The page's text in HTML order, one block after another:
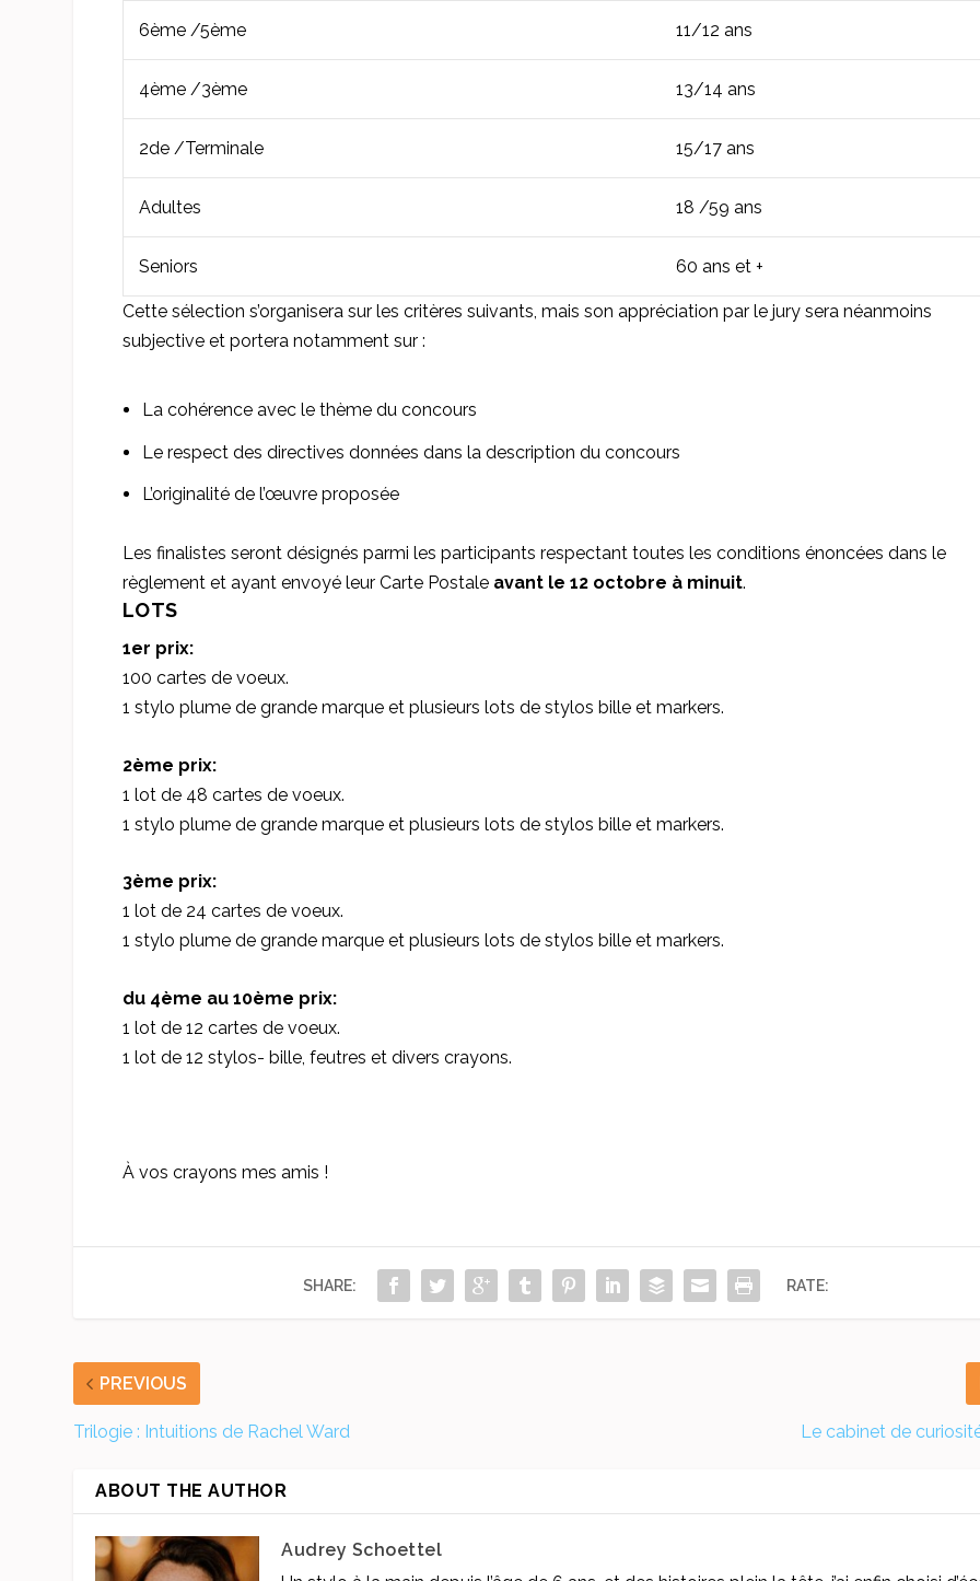
6ème /5ème 11/12 ans
4ème /3ème 13/14 ans
2de /Terminale 15/17 ans
Adultes 18 /59 ans
Seniors 60 ans et +
Cette sélection s’organisera sur les critères suivants, mais son appréciation par le jury sera néanmoins
subjective et portera notamment sur :
La cohérence avec le thème du concours
Le respect des directives données dans la description du concours
L’originalité de l’œuvre proposée
Les finalistes seront désignés parmi les participants respectant toutes les conditions énoncées dans le
règlement et ayant envoyé leur Carte Postale avant le 12 octobre à minuit.
LOTS
1er prix:
100 cartes de voeux.
1 stylo plume de grande marque et plusieurs lots de stylos bille et markers.
2ème prix:
1 lot de 48 cartes de voeux.
1 stylo plume de grande marque et plusieurs lots de stylos bille et markers.
3ème prix:
1 lot de 24 cartes de voeux.
1 stylo plume de grande marque et plusieurs lots de stylos bille et markers.
du 4ème au 10ème prix:
1 lot de 12 cartes de voeux.
1 lot de 12 stylos- bille, feutres et divers crayons.
À vos crayons mes amis !
SHARE: RATE:
PREVIOUS
Trilogie : Intuitions de Rachel Ward Le cabinet de
ABOUT THE AUTHOR
Audrey Schoettel